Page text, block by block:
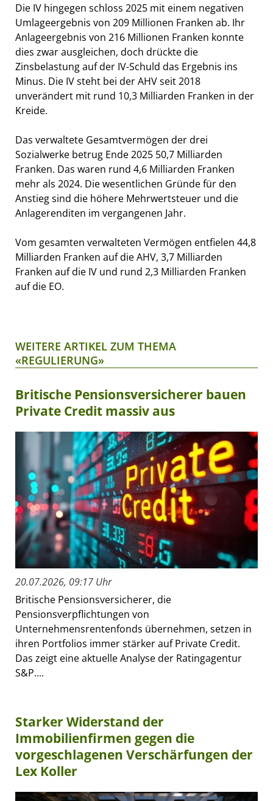
Die IV hingegen schloss 2025 mit einem negativen
Umlageergebnis von 209 Millionen Franken ab. Ihr
Anlageergebnis von 216 Millionen Franken konnte
dies zwar ausgleichen, doch drückte die
Zinsbelastung auf der IV-Schuld das Ergebnis ins
Minus. Die IV steht bei der AHV seit 2018
unverändert mit rund 10,3 Milliarden Franken in der
Kreide.
Das verwaltete Gesamtvermögen der drei
Sozialwerke betrug Ende 2025 50,7 Milliarden
Franken. Das waren rund 4,6 Milliarden Franken
mehr als 2024. Die wesentlichen Gründe für den
Anstieg sind die höhere Mehrwertsteuer und die
Anlagerenditen im vergangenen Jahr.
Vom gesamten verwalteten Vermögen entfielen 44,8
Milliarden Franken auf die AHV, 3,7 Milliarden
Franken auf die IV und rund 2,3 Milliarden Franken
auf die EO.
WEITERE ARTIKEL ZUM THEMA
«REGULIERUNG»
Britische Pensionsversicherer bauen
Private Credit massiv aus
20.07.2026, 09:17 Uhr
Britische Pensionsversicherer, die
Pensionsverpflichtungen von
Unternehmensrentenfonds übernehmen, setzen in
ihren Portfolios immer stärker auf Private Credit.
Das zeigt eine aktuelle Analyse der Ratingagentur
S&P....
Starker Widerstand der
Immobilienfirmen gegen die
vorgeschlagenen Verschärfungen der
Lex Koller